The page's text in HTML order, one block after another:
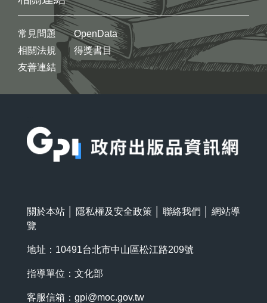
常見問題
相關法規
友善連結
OpenData
得獎書目
關於本站 隱私權及安全政策 聯絡我們
網站導
覽
地址：10491台北市中山區松江路209號
指導單位：文化部
客服信箱： gpi@moc.gov.tw